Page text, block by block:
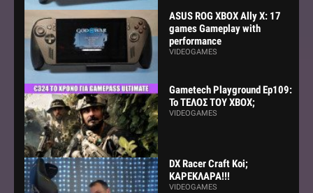
ASUS ROG XBOX Ally X: 17
games Gameplay with
performance
VIDEOGAMES
Gametech Playground Ep109:
Το ΤΕΛΟΣ ΤΟΥ ΧΒΟΧ;
VIDEOGAMES
DX Racer Craft Koi;
ΚΑΡΕΚΛΑΡΑ!!!
VIDEOGAMES